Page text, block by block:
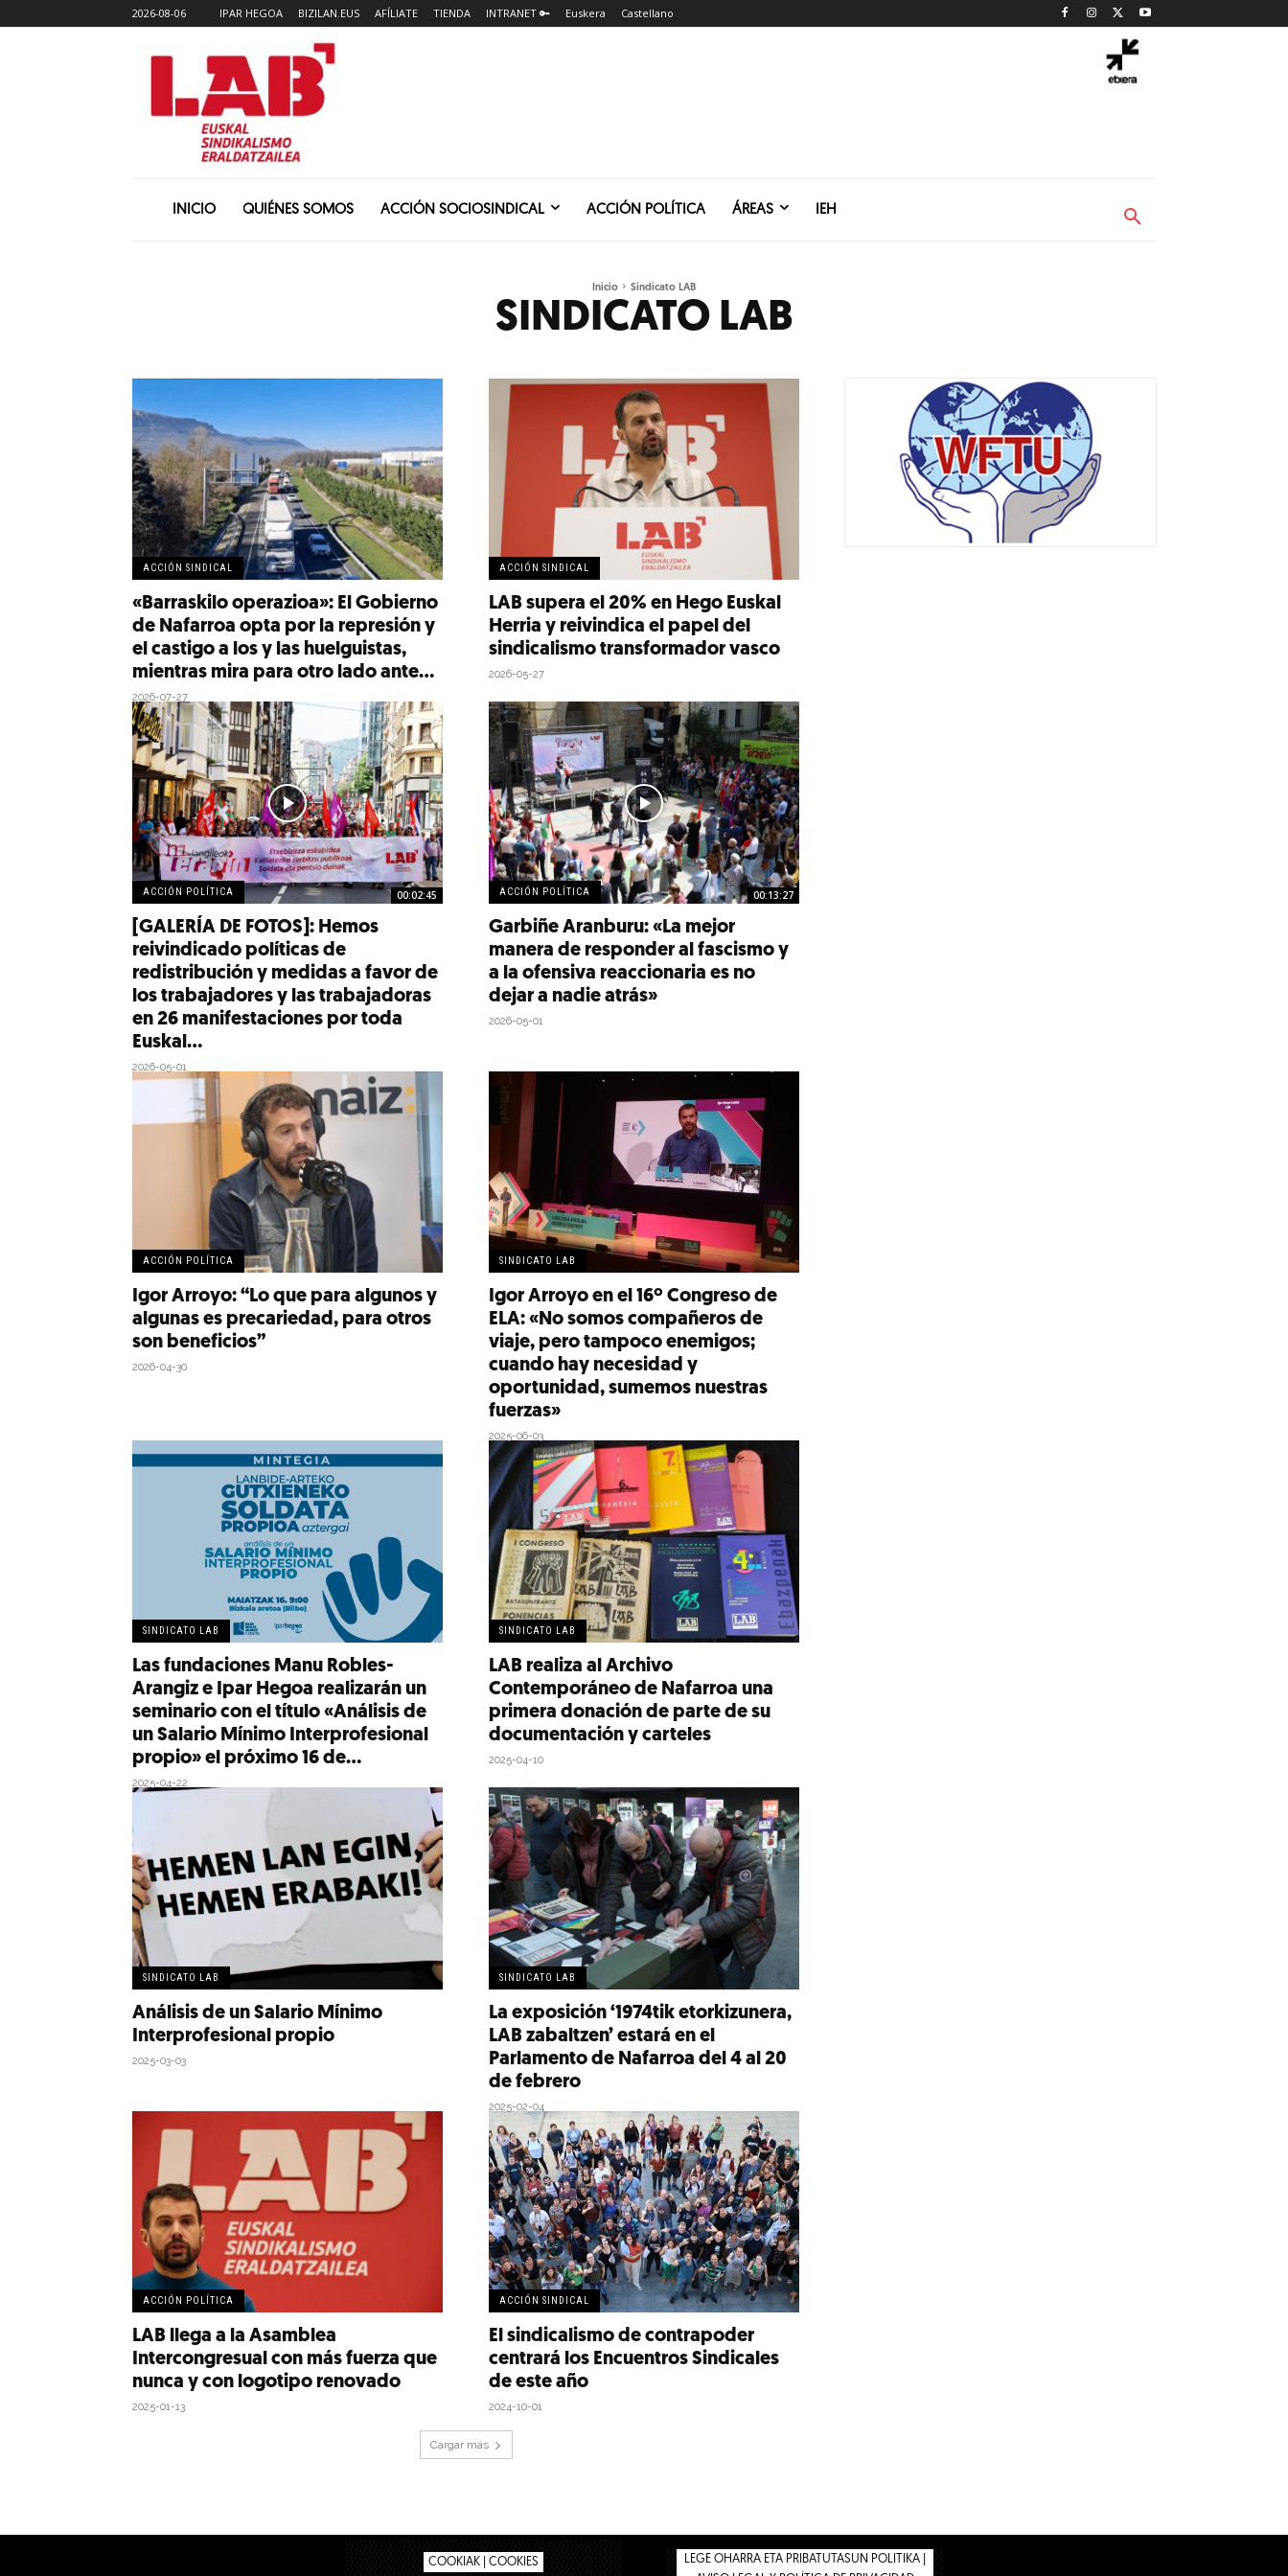
2026-08-06 IPAR HEGOA BIZILAN.EUS AFÍLIATE TIENDA INTRANET 🔑 Euskera Castellano
INICIO QUIÉNES SOMOS ACCIÓN SOCIOSINDICAL ACCIÓN POLÍTICA ÁREAS IEH
Inicio Sindicato LAB
SINDICATO LAB
ACCIÓN SINDICAL
«Barraskilo operazioa»: El Gobierno
de Nafarroa opta por la represión y
el castigo a los y las huelguistas,
mientras mira para otro lado ante...
2026-07-27
ACCIÓN SINDICAL
LAB supera el 20% en Hego Euskal
Herria y reivindica el papel del
sindicalismo transformador vasco
2026-05-27
ACCIÓN POLÍTICA 00:02:45
[GALERÍA DE FOTOS]: Hemos
reivindicado políticas de
redistribución y medidas a favor de
los trabajadores y las trabajadoras
en 26 manifestaciones por toda
Euskal...
2026-05-01
ACCIÓN POLÍTICA 00:13:27
Garbiñe Aranburu: «La mejor
manera de responder al fascismo y
a la ofensiva reaccionaria es no
dejar a nadie atrás»
2026-05-01
ACCIÓN POLÍTICA
Igor Arroyo: “Lo que para algunos y
algunas es precariedad, para otros
son beneficios”
2026-04-30
SINDICATO LAB
Igor Arroyo en el 16º Congreso de
ELA: «No somos compañeros de
viaje, pero tampoco enemigos;
cuando hay necesidad y
oportunidad, sumemos nuestras
fuerzas»
2025-06-03
SINDICATO LAB
Las fundaciones Manu Robles-
Arangiz e Ipar Hegoa realizarán un
seminario con el título «Análisis de
un Salario Mínimo Interprofesional
propio» el próximo 16 de...
2025-04-22
SINDICATO LAB
LAB realiza al Archivo
Contemporáneo de Nafarroa una
primera donación de parte de su
documentación y carteles
2025-04-10
SINDICATO LAB
Análisis de un Salario Mínimo
Interprofesional propio
2025-03-03
SINDICATO LAB
La exposición ‘1974tik etorkizunera,
LAB zabaltzen’ estará en el
Parlamento de Nafarroa del 4 al 20
de febrero
2025-02-04
ACCIÓN POLÍTICA
LAB llega a la Asamblea
Intercongresual con más fuerza que
nunca y con logotipo renovado
2025-01-13
ACCIÓN SINDICAL
El sindicalismo de contrapoder
centrará los Encuentros Sindicales
de este año
2024-10-01
Cargar más
COOKIAK | COOKIES
LEGE OHARRA ETA PRIBATUTASUN POLITIKA |